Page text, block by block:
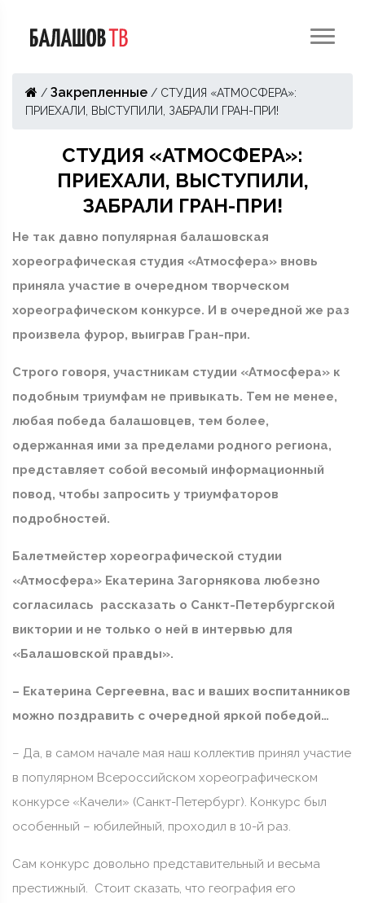
/ Закрепленные / СТУДИЯ «АТМОСФЕРА»:
ПРИЕХАЛИ, ВЫСТУПИЛИ, ЗАБРАЛИ ГРАН-ПРИ!
СТУДИЯ «АТМОСФЕРА»:
ПРИЕХАЛИ, ВЫСТУПИЛИ,
ЗАБРАЛИ ГРАН-ПРИ!
Не так давно популярная балашовская
хореографическая студия «Атмосфера» вновь
приняла участие в очередном творческом
хореографическом конкурсе. И в очередной же раз
произвела фурор, выиграв Гран-при.
Строго говоря, участникам студии «Атмосфера» к
подобным триумфам не привыкать. Тем не менее,
любая победа балашовцев, тем более,
одержанная ими за пределами родного региона,
представляет собой весомый информационный
повод, чтобы запросить у триумфаторов
подробностей.
Балетмейстер хореографической студии
«Атмосфера» Екатерина Загорнякова любезно
согласилась рассказать о Санкт-Петербургской
виктории и не только о ней в интервью для
«Балашовской правды».
– Екатерина Сергеевна, вас и ваших воспитанников
можно поздравить с очередной яркой победой…
– Да, в самом начале мая наш коллектив принял участие
в популярном Всероссийском хореографическом
конкурсе «Качели» (Санкт-Петербург). Конкурс был
особенный – юбилейный, проходил в 10-й раз.
Сам конкурс довольно представительный и весьма
престижный. Стоит сказать, что география его